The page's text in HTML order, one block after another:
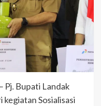
Pj. Bupati Landak
kegiatan Sosialisasi